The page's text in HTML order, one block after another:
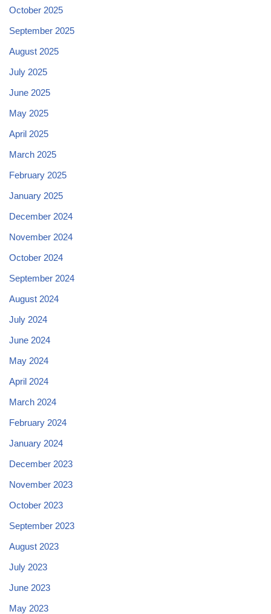
October 2025
September 2025
August 2025
July 2025
June 2025
May 2025
April 2025
March 2025
February 2025
January 2025
December 2024
November 2024
October 2024
September 2024
August 2024
July 2024
June 2024
May 2024
April 2024
March 2024
February 2024
January 2024
December 2023
November 2023
October 2023
September 2023
August 2023
July 2023
June 2023
May 2023